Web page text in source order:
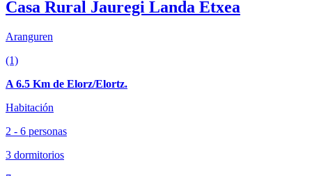
Casa Rural Jauregi Landa Etxea
Aranguren
(1)
A 6.5 Km de Elorz/Elortz.
Habitación
2 - 6 personas
3 dormitorios